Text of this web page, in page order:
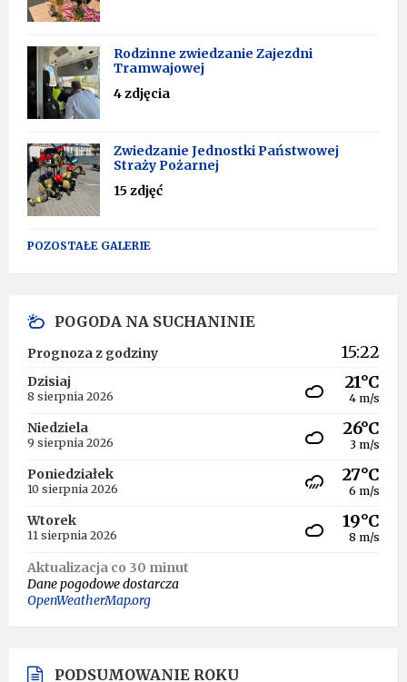
Rodzinne zwiedzanie Zajezdni
Tramwajowej
4 zdjęcia
Zwiedzanie Jednostki Państwowej
Straży Pożarnej
15 zdjęć
POZOSTAŁE GALERIE
POGODA NA SUCHANINIE
Prognoza z godziny 15:22
Dzisiaj
8 sierpnia 2026
21°C
4 m/s
Niedziela
9 sierpnia 2026
26°C
3 m/s
Poniedziałek
10 sierpnia 2026
27°C
6 m/s
Wtorek
11 sierpnia 2026
19°C
8 m/s
Aktualizacja co 30 minut
Dane pogodowe dostarcza
OpenWeatherMap.org
PODSUMOWANIE ROKU